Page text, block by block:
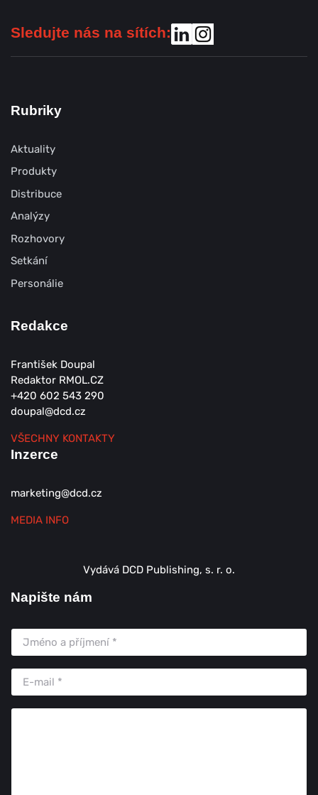
Sledujte nás na sítích:
Rubriky
Aktuality
Produkty
Distribuce
Analýzy
Rozhovory
Setkání
Personálie
Redakce
František Doupal
Redaktor RMOL.CZ
+420 602 543 290
doupal@dcd.cz
VŠECHNY KONTAKTY
Inzerce
marketing@dcd.cz
MEDIA INFO
Vydává DCD Publishing, s. r. o.
Napište nám